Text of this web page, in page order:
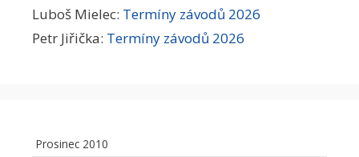
Luboš Mielec: Termíny závodů 2026
Petr Jiřička: Termíny závodů 2026
Prosinec 2010